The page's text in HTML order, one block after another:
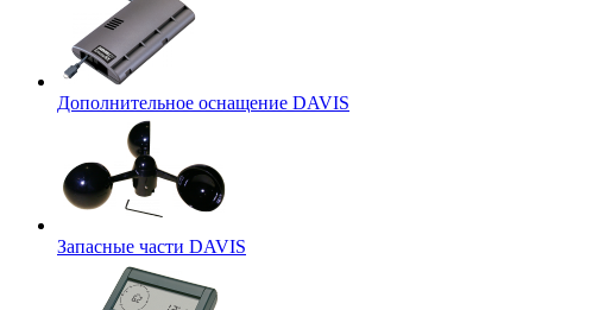
Дополнительное оснащение DAVIS
Запасные части DAVIS